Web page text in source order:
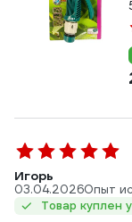
Игорь
03.04.2026Опыт
Товар куплен